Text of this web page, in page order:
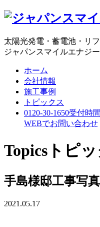
太陽光発電・蓄電池・リ
ジャパンスマイルエナジ
ホーム
会社情報
施工事例
トピックス
0120-30-1650受付時
WEBでお問い合わせ
Topics トピ
手島様邸工事写
2021.05.17